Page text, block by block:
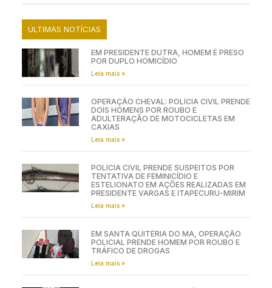
ÚLTIMAS NOTÍCIAS
EM PRESIDENTE DUTRA, HOMEM É PRESO
POR DUPLO HOMICÍDIO
Leia mais »
OPERAÇÃO CHEVAL: POLÍCIA CIVIL PRENDE
DOIS HOMENS POR ROUBO E
ADULTERAÇÃO DE MOTOCICLETAS EM
CAXIAS
Leia mais »
POLÍCIA CIVIL PRENDE SUSPEITOS POR
TENTATIVA DE FEMINICÍDIO E
ESTELIONATO EM AÇÕES REALIZADAS EM
PRESIDENTE VARGAS E ITAPECURU-MIRIM
Leia mais »
EM SANTA QUITÉRIA DO MA, OPERAÇÃO
POLICIAL PRENDE HOMEM POR ROUBO E
TRÁFICO DE DROGAS
Leia mais »